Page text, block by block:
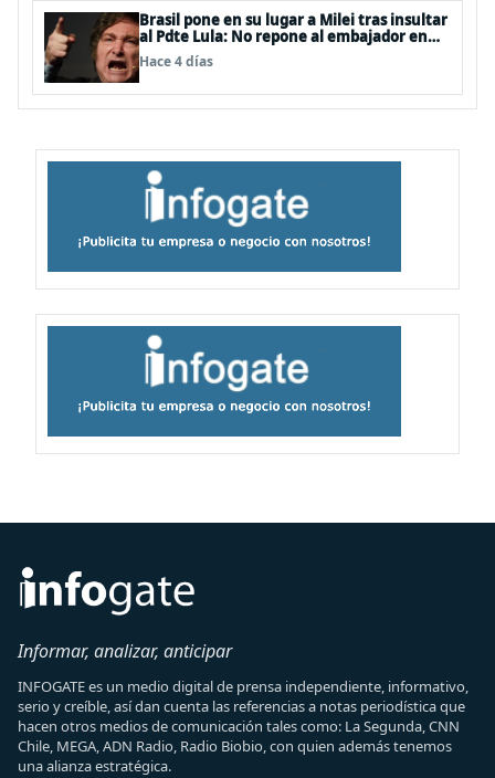
Brasil pone en su lugar a Milei tras insultar
al Pdte Lula: No repone al embajador en
BBSS y rebaja la relación bilateral
Hace 4 días
Informar, analizar, anticipar
INFOGATE es un medio digital de prensa independiente, informativo,
serio y creíble, así dan cuenta las referencias a notas periodística que
hacen otros medios de comunicación tales como: La Segunda, CNN
Chile, MEGA, ADN Radio, Radio Biobio, con quien además tenemos
una alianza estratégica.